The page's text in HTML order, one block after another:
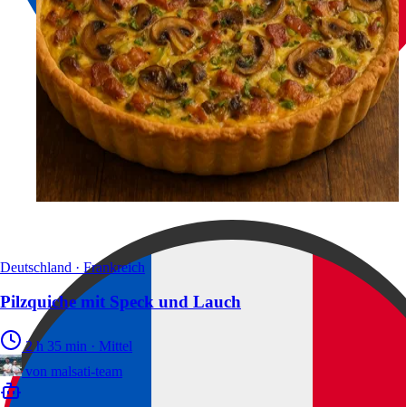
Deutschland · Frankreich
Pilzquiche mit Speck und Lauch
2 h 35 min · Mittel
von malsati-team